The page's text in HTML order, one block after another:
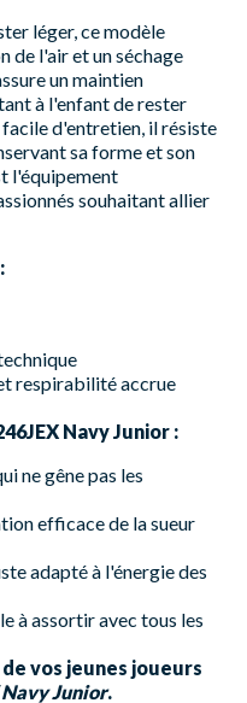
léger, ce modèle
de l'air et un séchage
un maintien
à l'enfant de rester
d'entretien, il résiste
sa forme et son
l'équipement
souhaitant allier
respirabilité accrue
Navy Junior :
ne gêne pas les
efficace de la sueur
adapté à l'énergie des
à assortir avec tous les
vos jeunes joueurs
Navy Junior.